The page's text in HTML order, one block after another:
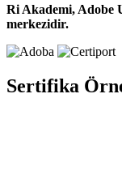
Ri Akademi, Adobe
merkezidir.
Sertifika